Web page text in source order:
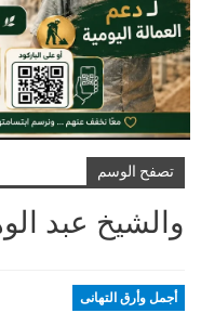
تصفح الوسم
والشيخ عبد
أجمل وأرق التهانى